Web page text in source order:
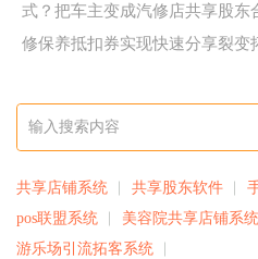
式？把车主变成汽修店共享股东
修保养抵扣券实现快速分享裂变
共享店铺系统 共享股东软件
pos联盟系统
美容院共享店铺系统
游乐场引流拓客系统